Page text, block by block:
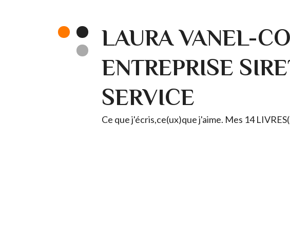
LAURA VANEL-
ENTREPRISE
SERVICE
Ce que j'écris,ce(ux)que j'aime. Mes 14